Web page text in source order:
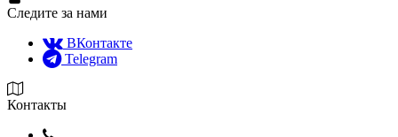
Следите за нами
ВКонтакте
Telegram
Контакты